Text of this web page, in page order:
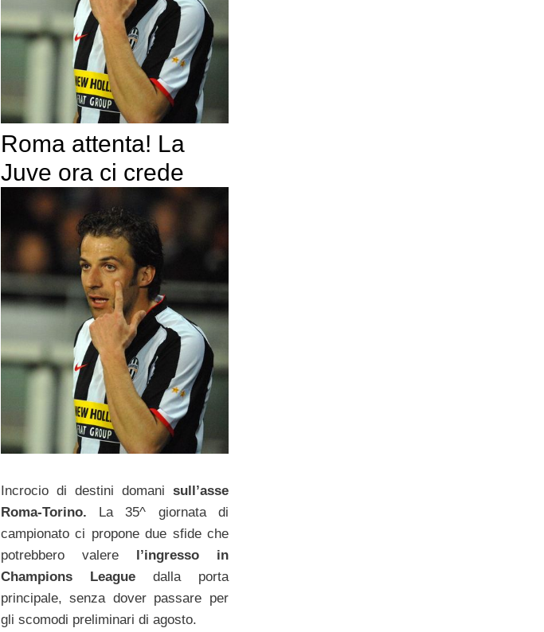
Roma attenta! La
Juve ora ci crede
Incrocio di destini domani sull’asse
Roma-Torino. La 35^ giornata di
campionato ci propone due sfide che
potrebbero valere
l’ingresso in
Champions League dalla porta
principale, senza dover passare per
gli scomodi preliminari di agosto.